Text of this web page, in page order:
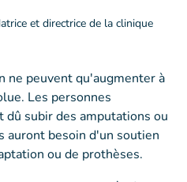
et directrice de la clinique
ne peuvent qu'augmenter à
Les personnes
subir des amputations ou
auront besoin d'un soutien
ou de prothèses.